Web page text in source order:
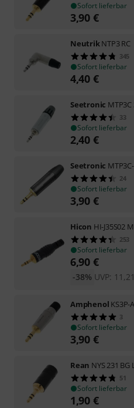
Sofort lieferbar
3,90 €
NeutrikNTP3 RC
345
Sofort lieferbar
4,40 €
Seetronic
33
Sofort lieferbar
2,40 €
Seetronic
24
Sofort lieferbar
3,90 €
Hicon HI-J35S02
253
Sofort lieferbar
6,90 €
UVP: 11,21
-38%
Amphenol KS3P-
3
Sofort lieferbar
3,90 €
Rean NYS 231 BG
51
Sofort lieferbar
1,90 €